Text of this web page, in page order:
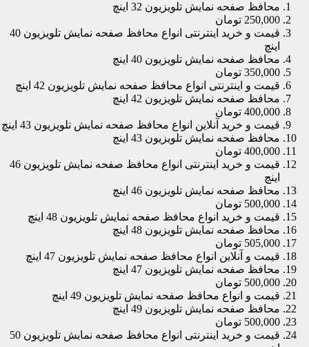
محافظ صفحه نمایش تلویزیون 32 اینچ
250,000 تومان
قیمت و خرید اینترنتی انواع محافظ صفحه نمایش تلویزیون 40
اینچ
محافظ صفحه نمایش تلویزیون 40 اینچ
350,000 تومان
قیمت و اینترنتی انواع محافظ صفحه نمایش تلویزیون 42 اینچ
محافظ صفحه نمایش تلویزیون 42 اینچ
400,000 تومان
قیمت و خرید آنلاین انواع محافظ صفحه نمایش تلویزیون 43 اینچ
محافظ صفحه نمایش تلویزیون 43 اینچ
400,000 تومان
قیمت و خرید اینترنتی انواع محافظ صفحه نمایش تلویزیون 46
اینچ
محافظ صفحه نمایش تلویزیون 46 اینچ
500,000 تومان
قیمت و خرید انواع محافظ صفحه نمایش تلویزیون 48 اینچ
محافظ صفحه نمایش تلویزیون 48 اینچ
505,000 تومان
قیمت و آنلاین انواع محافظ صفحه نمایش تلویزیون 47 اینچ
محافظ صفحه نمایش تلویزیون 47 اینچ
500,000 تومان
قیمت و انواع محافظ صفحه نمایش تلویزیون 49 اینچ
محافظ صفحه نمایش تلویزیون 49 اینچ
500,000 تومان
قیمت و خرید اینترنتی انواع محافظ صفحه نمایش تلویزیون 50